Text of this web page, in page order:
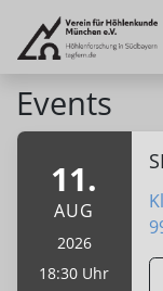
Events
11.
AUG
2026
18:30 Uhr